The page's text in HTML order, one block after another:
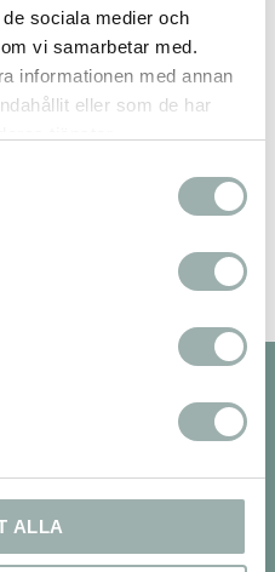
sociala medier och
vi samarbetar med.
informationen med annan
eller som de har
ALLA
ett omdöme.
med vårintegritetspolicy.